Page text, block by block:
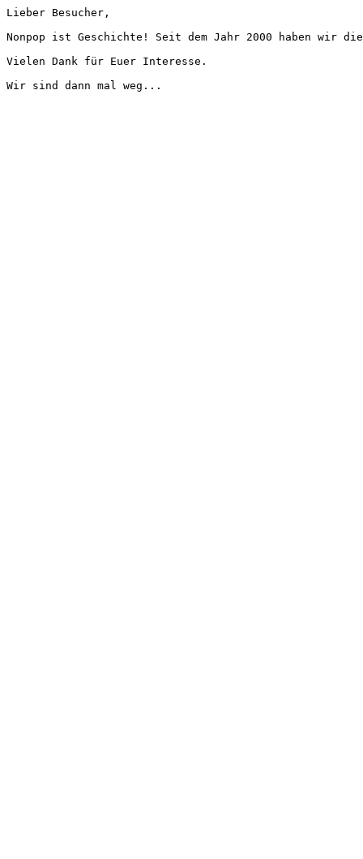
Lieber Besucher,
Nonpop ist Geschichte! Seit dem Jahr 2000 haben wir
Vielen Dank für Euer Interesse.
Wir sind dann mal weg...